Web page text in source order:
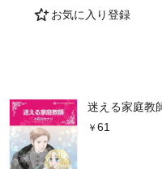
お気に入り登録
迷える家庭教
61